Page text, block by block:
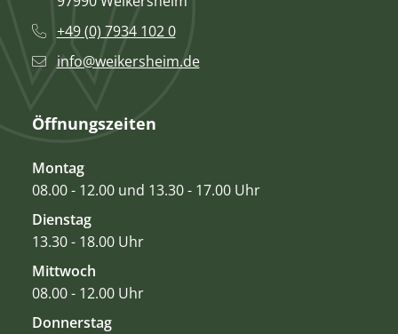
+49 (0) 7934 102 0
info@weikersheim.de
Öffnungszeiten
Montag
08.00 - 12.00 und 13.30 - 17.00 Uhr
Dienstag
13.30 - 18.00 Uhr
Mittwoch
08.00 - 12.00 Uhr
Donnerstag